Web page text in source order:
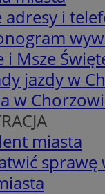
adresy i
i Msze
jazdy w
w
miasta